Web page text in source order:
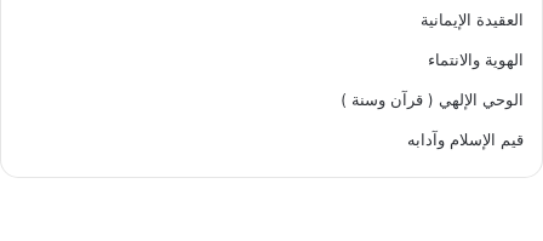
العقيدة الإيمانية
الهوية والانتماء
الوحي الإلهي ( قرآن وسنة )
قيم الإسلام وآدابه